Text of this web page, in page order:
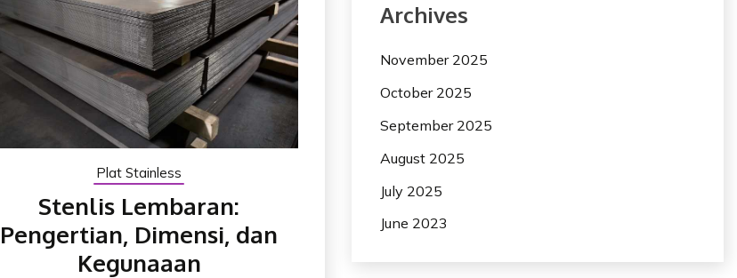
Plat Stainless
Stenlis Lembaran:
Pengertian, Dimensi, dan
Kegunaaan
Archives
November 2025
October 2025
September 2025
August 2025
July 2025
June 2023